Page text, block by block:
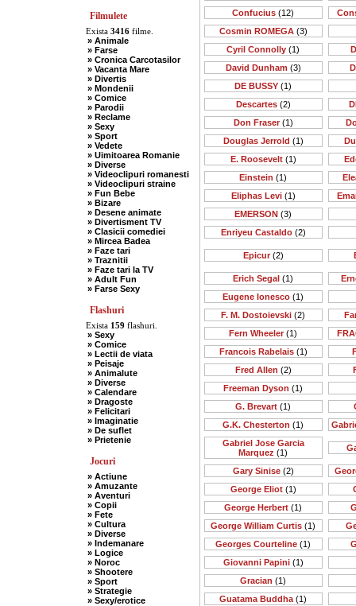
Filmulete
Exista 3416filme.
» Animale
» Farse
» Cronica Carcotasilor
» Vacanta Mare
» Divertis
» Mondenii
» Comice
» Parodii
» Reclame
» Sexy
» Sport
» Vedete
» Uimitoarea Romanie
» Diverse
» Videoclipuri romanesti
» Videoclipuri straine
» Fun Bebe
» Bizare
» Desene animate
» Divertisment TV
» Clasicii comediei
» Mircea Badea
» Faze tari
» Traznitii
» Faze tari la TV
» Adult Fun
» Farse Sexy
Flashuri
Exista 159 flashuri.
» Sexy
» Comice
» Lectii de viata
» Peisaje
» Animalute
» Diverse
» Calendare
» Dragoste
» Felicitari
» Imaginatie
» De suflet
» Prietenie
Jocuri
» Actiune
» Amuzante
» Aventuri
» Copii
» Fete
» Cultura
» Diverse
» Indemanare
» Logice
» Noroc
» Shootere
» Sport
» Strategie
» Sexy/erotice
Confucius (12)
Cosmin ROMEGA(3)
Cyril Connolly (1)
David Dunham (3)
DE BUSSY (1)
Descartes(2)
Don Fraser(1)
Douglas Jerrold (1)
E. Roosevelt(1)
Einstein (1)
Eliphas Levi(1)
EMERSON (3)
Enriyeu Castaldo(2)
Epicur(2)
Erich Segal (1)
Eugene Ionesco (1)
F. M. Dostoievski (2)
Fern Wheeler (1)
Francois Rabelais(1)
Fred Allen (2)
Freeman Dyson (1)
G. Brevart (1)
G.K. Chesterton (1)
Gabriel Jose Garcia
Marquez (1)
Gary Sinise(2)
George Eliot(1)
George Herbert (1)
George William Curtis (1)
Georges Courteline (1)
Giovanni Papini(1)
Gracian (1)
Guatama Buddha (1)